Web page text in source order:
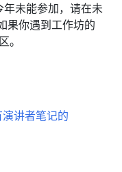
未能参加，请在未
果你遇到工作坊的
。
讲者笔记的